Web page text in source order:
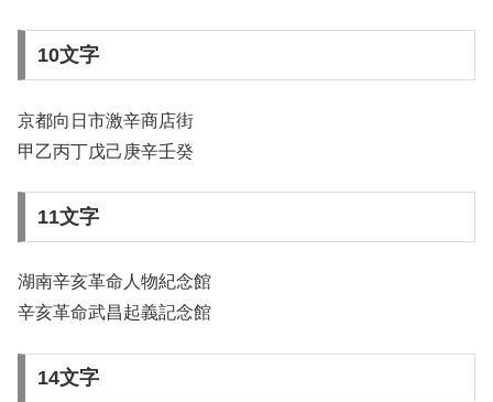
10文字
京都向日市激辛商店街
甲乙丙丁戊己庚辛壬癸
11文字
湖南辛亥革命人物紀念館
辛亥革命武昌起義記念館
14文字